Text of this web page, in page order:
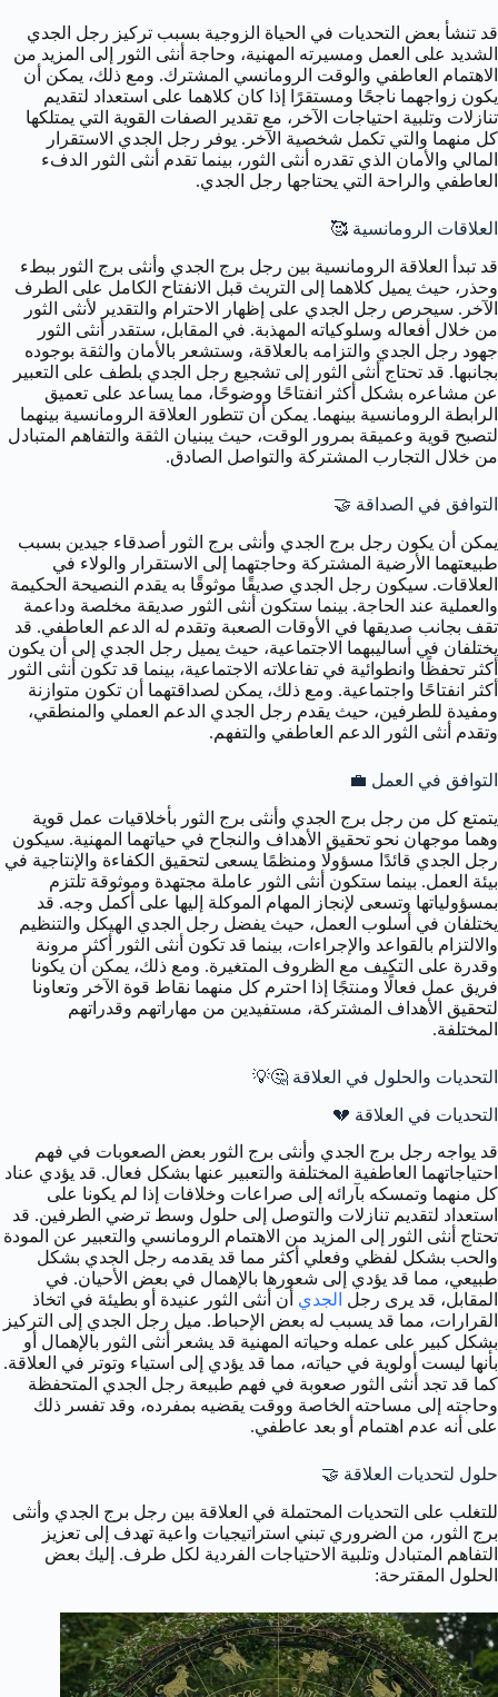
قد تنشأ بعض التحديات في الحياة الزوجية بسبب تركيز رجل الجدي
الشديد على العمل ومسيرته المهنية، وحاجة أنثى الثور إلى المزيد من
الاهتمام العاطفي والوقت الرومانسي المشترك. ومع ذلك، يمكن أن
يكون زواجهما ناجحًا ومستقرًا إذا كان كلاهما على استعداد لتقديم
تنازلات وتلبية احتياجات الآخر، مع تقدير الصفات القوية التي يمتلكها
كل منهما والتي تكمل شخصية الآخر. يوفر رجل الجدي الاستقرار
المالي والأمان الذي تقدره أنثى الثور، بينما تقدم أنثى الثور الدفء
العاطفي والراحة التي يحتاجها رجل الجدي.
العلاقات الرومانسية 🥰
قد تبدأ العلاقة الرومانسية بين رجل برج الجدي وأنثى برج الثور ببطء
وحذر، حيث يميل كلاهما إلى التريث قبل الانفتاح الكامل على الطرف
الآخر. سيحرص رجل الجدي على إظهار الاحترام والتقدير لأنثى الثور
من خلال أفعاله وسلوكياته المهذبة. في المقابل، ستقدر أنثى الثور
جهود رجل الجدي والتزامه بالعلاقة، وستشعر بالأمان والثقة بوجوده
بجانبها. قد تحتاج أنثى الثور إلى تشجيع رجل الجدي بلطف على التعبير
عن مشاعره بشكل أكثر انفتاحًا ووضوحًا، مما يساعد على تعميق
الرابطة الرومانسية بينهما. يمكن أن تتطور العلاقة الرومانسية بينهما
لتصبح قوية وعميقة بمرور الوقت، حيث يبنيان الثقة والتفاهم المتبادل
من خلال التجارب المشتركة والتواصل الصادق.
التوافق في الصداقة 🤝
يمكن أن يكون رجل برج الجدي وأنثى برج الثور أصدقاء جيدين بسبب
طبيعتهما الأرضية المشتركة وحاجتهما إلى الاستقرار والولاء في
العلاقات. سيكون رجل الجدي صديقًا موثوقًا به يقدم النصيحة الحكيمة
والعملية عند الحاجة. بينما ستكون أنثى الثور صديقة مخلصة وداعمة
تقف بجانب صديقها في الأوقات الصعبة وتقدم له الدعم العاطفي. قد
يختلفان في أساليبهما الاجتماعية، حيث يميل رجل الجدي إلى أن يكون
أكثر تحفظًا وانطوائية في تفاعلاته الاجتماعية، بينما قد تكون أنثى الثور
أكثر انفتاحًا واجتماعية. ومع ذلك، يمكن لصداقتهما أن تكون متوازنة
ومفيدة للطرفين، حيث يقدم رجل الجدي الدعم العملي والمنطقي،
وتقدم أنثى الثور الدعم العاطفي والتفهم.
التوافق في العمل 💼
يتمتع كل من رجل برج الجدي وأنثى برج الثور بأخلاقيات عمل قوية
وهما موجهان نحو تحقيق الأهداف والنجاح في حياتهما المهنية. سيكون
رجل الجدي قائدًا مسؤولًا ومنظمًا يسعى لتحقيق الكفاءة والإنتاجية في
بيئة العمل. بينما ستكون أنثى الثور عاملة مجتهدة وموثوقة تلتزم
بمسؤولياتها وتسعى لإنجاز المهام الموكلة إليها على أكمل وجه. قد
يختلفان في أسلوب العمل، حيث يفضل رجل الجدي الهيكل والتنظيم
والالتزام بالقواعد والإجراءات، بينما قد تكون أنثى الثور أكثر مرونة
وقدرة على التكيف مع الظروف المتغيرة. ومع ذلك، يمكن أن يكونا
فريق عمل فعالًا ومنتجًا إذا احترم كل منهما نقاط قوة الآخر وتعاونا
لتحقيق الأهداف المشتركة، مستفيدين من مهاراتهم وقدراتهم
المختلفة.
التحديات والحلول في العلاقة 🤔💡
التحديات في العلاقة 💔
قد يواجه رجل برج الجدي وأنثى برج الثور بعض الصعوبات في فهم
احتياجاتهما العاطفية المختلفة والتعبير عنها بشكل فعال. قد يؤدي عناد
كل منهما وتمسكه بآرائه إلى صراعات وخلافات إذا لم يكونا على
استعداد لتقديم تنازلات والتوصل إلى حلول وسط ترضي الطرفين. قد
تحتاج أنثى الثور إلى المزيد من الاهتمام الرومانسي والتعبير عن المودة
والحب بشكل لفظي وفعلي أكثر مما قد يقدمه رجل الجدي بشكل
طبيعي، مما قد يؤدي إلى شعورها بالإهمال في بعض الأحيان. في
المقابل، قد يرى رجل الجدي أن أنثى الثور عنيدة أو بطيئة في اتخاذ
القرارات، مما قد يسبب له بعض الإحباط. ميل رجل الجدي إلى التركيز
بشكل كبير على عمله وحياته المهنية قد يشعر أنثى الثور بالإهمال أو
بأنها ليست أولوية في حياته، مما قد يؤدي إلى استياء وتوتر في العلاقة.
كما قد تجد أنثى الثور صعوبة في فهم طبيعة رجل الجدي المتحفظة
وحاجته إلى مساحته الخاصة ووقت يقضيه بمفرده، وقد تفسر ذلك
على أنه عدم اهتمام أو بعد عاطفي.
حلول لتحديات العلاقة 🤝
للتغلب على التحديات المحتملة في العلاقة بين رجل برج الجدي وأنثى
برج الثور، من الضروري تبني استراتيجيات واعية تهدف إلى تعزيز
التفاهم المتبادل وتلبية الاحتياجات الفردية لكل طرف. إليك بعض
الحلول المقترحة: